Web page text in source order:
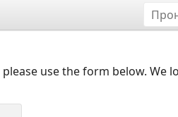
use the form below.